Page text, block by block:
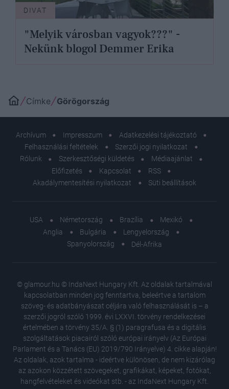
DIVAT
"Melyik városban vagyok???" -
Nekünk blogol Demmer Erika
Címke Görögország
Archívum Impresszum
Adatkezelési tájékoztató
Felhasználási feltételek
Szerzői jogi nyilatkozat
Rólunk
Szerkesztőségi küldetés
Médiaajánlat
Előfizetés
Kapcsolat
RSS
Akadálymentesítési nyilatkozat
Süti beállítások
USA Németország Brazília
Mexikó
Anglia
Bulgária
Lengyelország
Spanyolország
Dél-Afrika
© glamour.hu © IndaNext Hungary Kft. Az oldalak tartalmával
kapcsolatban minden jog fenntartva, beleértve a tartalom
szöveg- és adatbányászat céljára való felhasználását is – a
szerzői jogról szóló 1999. évi LXXVI. törvény rendelkezései
értelmében a törvény 35/A. § (1) paragrafusa és a digitális
szolgáltatások piacairól szóló európai irányelv (Az Európai
Parlament és a Tanács (EU) 2019/790 Irányelve) 4. cikke alapján!
Az oldalak, azok tartalma - ideértve különösen, de nem kizárólag
az azokon közzétett szövegeket, grafikákat, képeket, fotókat,
hangfelvételeket és videókat stb. - az IndaNext Hungary Kft.